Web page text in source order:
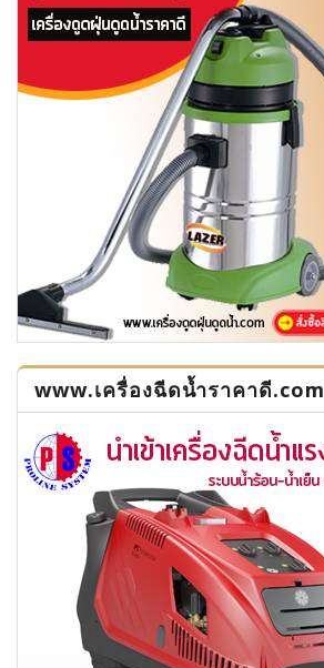
www.เครื่องฉีดน้ำราคาดี.com